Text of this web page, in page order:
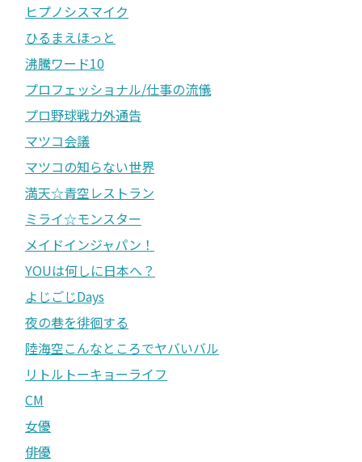
ヒプノシスマイク
ひるまえほっと
沸騰ワード10
プロフェッショナル/仕事の流儀
プロ野球戦力外通告
マツコ会議
マツコの知らない世界
満天☆青空レストラン
ミライ☆モンスター
メイドインジャパン！
YOUは何しに日本へ？
よじごじDays
夜の巷を徘徊する
陸海空こんなところでヤバいバル
リトルトーキョーライフ
CM
女優
俳優